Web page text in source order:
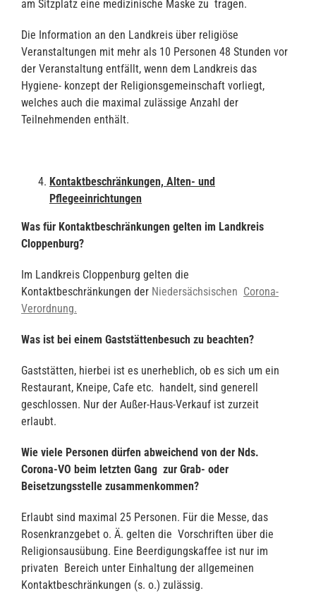
am Sitzplatz eine medizinische Maske zu tragen.
Die Information an den Landkreis über religiöse
Veranstaltungen mit mehr als 10 Personen 48 Stunden vor
der Veranstaltung entfällt, wenn dem Landkreis das
Hygiene- konzept der Religionsgemeinschaft vorliegt,
welches auch die maximal zulässige Anzahl der
Teilnehmenden enthält.
Kontaktbeschränkungen, Alten- und
Pflegeeinrichtungen
Was für Kontaktbeschränkungen gelten im Landkreis
Cloppenburg?
Im Landkreis Cloppenburg gelten die
Kontaktbeschränkungen der Niedersächsischen Corona-
Verordnung.
Was ist bei einem Gaststättenbesuch zu beachten?
Gaststätten, hierbei ist es unerheblich, ob es sich um ein
Restaurant, Kneipe, Cafe etc. handelt, sind generell
geschlossen. Nur der Außer-Haus-Verkauf ist zurzeit
erlaubt.
Wie viele Personen dürfen abweichend von der Nds.
Corona-VO beim letzten Gang zur Grab- oder
Beisetzungsstelle zusammenkommen?
Erlaubt sind maximal 25 Personen. Für die Messe, das
Rosenkranzgebet o. Ä. gelten die Vorschriften über die
Religionsausübung. Eine Beerdigungskaffee ist nur im
privaten Bereich unter Einhaltung der allgemeinen
Kontaktbeschränkungen (s. o.) zulässig.